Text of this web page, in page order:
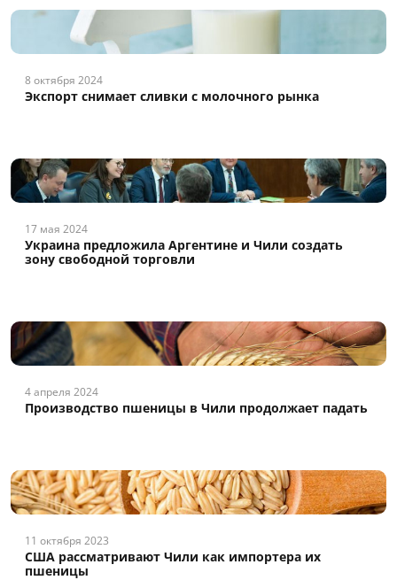
8 октября 2024
Экспорт снимает сливки с молочного рынка
17 мая 2024
Украина предложила Аргентине и Чили создать
зону свободной торговли
4 апреля 2024
Производство пшеницы в Чили продолжает падать
11 октября 2023
США рассматривают Чили как импортера их
пшеницы